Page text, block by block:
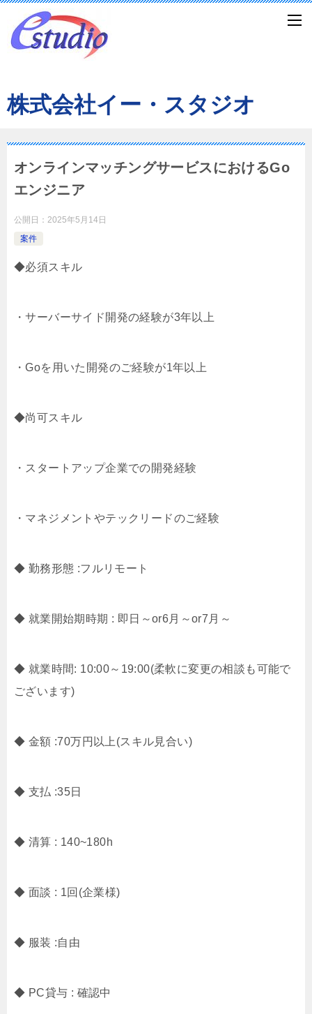
株式会社イー・スタジオ
オンラインマッチングサービスにおけるGo
エンジニア
公開日： 2025年5月14日
案件
◆必須スキル
・サーバーサイド開発の経験が3年以上
・Goを用いた開発のご経験が1年以上
◆尚可スキル
・スタートアップ企業での開発経験
・マネジメントやテックリードのご経験
◆ 勤務形態 :フルリモート
◆ 就業開始期時期 : 即日～or6月～or7月～
◆ 就業時間: 10:00～19:00(柔軟に変更の相談も可能で
ございます)
◆ 金額 :70万円以上(スキル見合い)
◆ 支払 :35日
◆ 清算 : 140~180h
◆ 面談 : 1回(企業様)
◆ 服装 :自由
◆ PC貸与 : 確認中